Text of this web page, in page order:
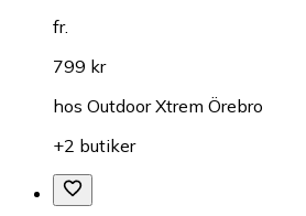
fr.
799 kr
hos Outdoor Xtrem Örebro
+2 butiker